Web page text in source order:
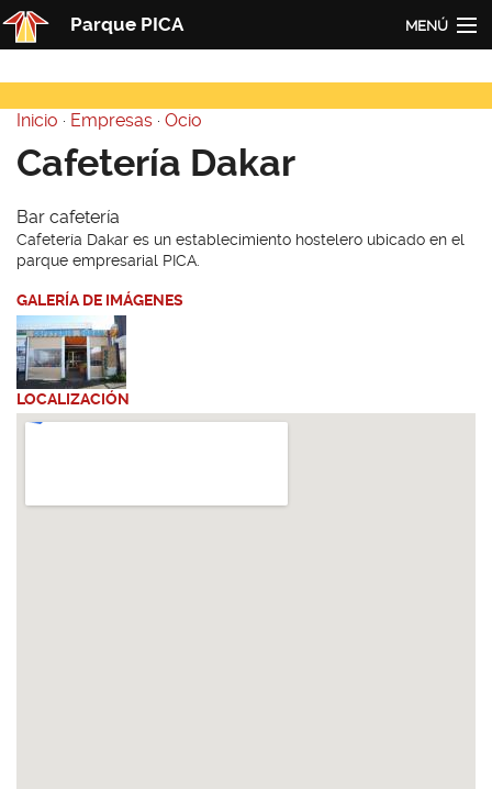
Pasar al contenido principal
Parque PICA MENÚ
PICA
Actualidad
Empresas
Contacto
Redes
Usted está aquí
Inicio · Empresas · Ocio
Cafetería Dakar
Bar cafetería
Cafetería Dakar es un establecimiento hostelero ubicado en el
parque empresarial PICA.
GALERÍA DE IMÁGENES
LOCALIZACIÓN